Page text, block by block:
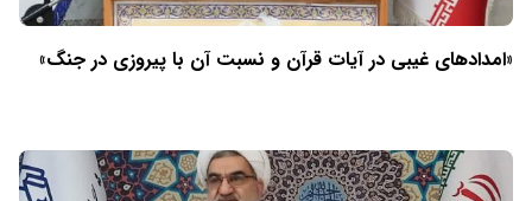
«امدادهای غیبی در آیات قرآن و نسبت آن با پیروزی در جنگ»